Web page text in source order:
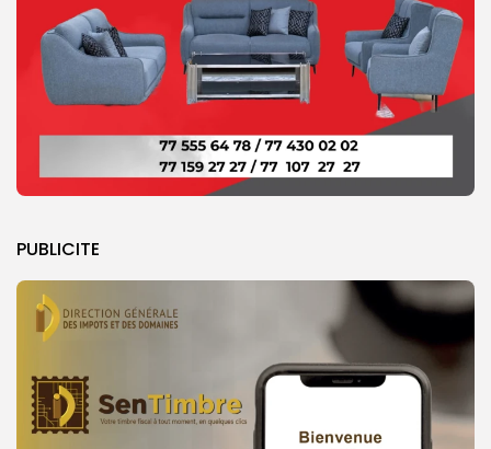
PUBLICITE